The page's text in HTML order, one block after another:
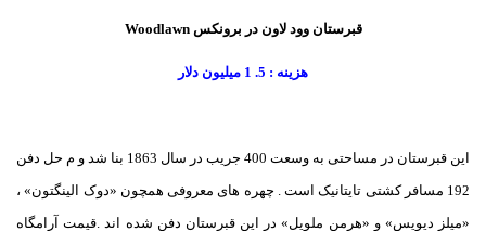
قبرستان وود لاون در برونکس Woodlawn
هزینه : 5. 1 میلیون دلار
این قبرستان در مساحتی به وسعت 400 جریب در سال 1863 بنا شد و م حل دفن
192 مسافر کشتی تایتانیک است . چهره های معروفی همچون «دوک الینگتون» ،
«میلز دیویس» و «هرمن ملویل» در این قبرستان دفن شده اند .قیمت آرامگاه